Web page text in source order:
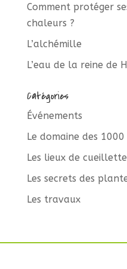
Comment protéger
chaleurs ?
L’alchémille
L’eau de la reine de
Catégories
Événements
Le domaine des
Les lieux de cueillette
Les secrets des
Les travaux